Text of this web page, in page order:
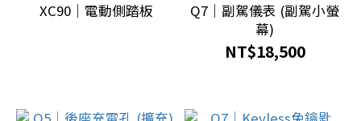
XC90｜電動側踏板
Q7｜副駕儀表 (副駕小螢
幕)
NT$18,500